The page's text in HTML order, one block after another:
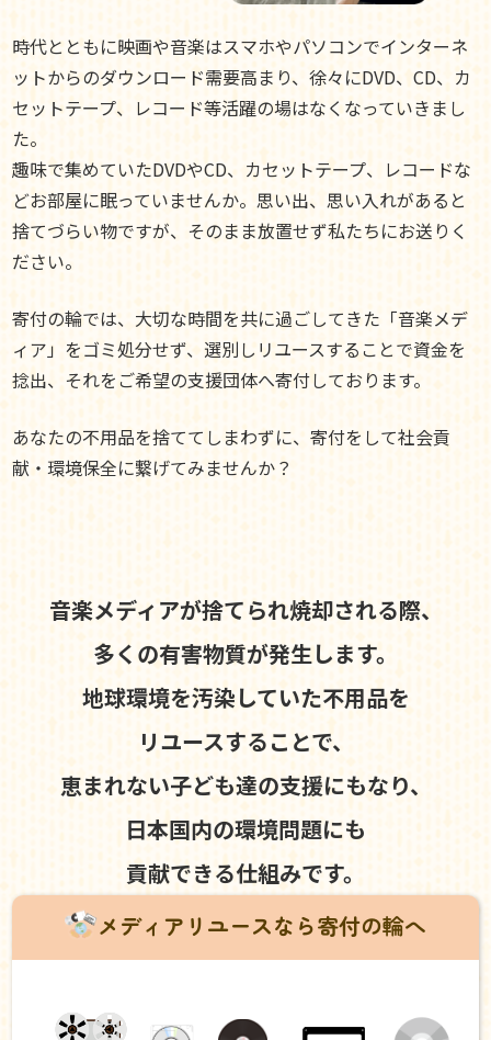
時代とともに映画や音楽はスマホやパソコンでインターネ
ットからのダウンロード需要高まり、徐々にDVD、CD、カ
セットテープ、レコード等活躍の場はなくなっていきまし
た。
趣味で集めていたDVDやCD、カセットテープ、レコードな
どお部屋に眠っていませんか。思い出、思い入れがあると
捨てづらい物ですが、そのまま放置せず私たちにお送りく
ださい。
寄付の輪では、大切な時間を共に過ごしてきた「音楽メデ
ィア」をゴミ処分せず、選別しリユースすることで資金を
捻出、それをご希望の支援団体へ寄付しております。
あなたの不用品を捨ててしまわずに、寄付をして社会貢
献・環境保全に繋げてみませんか？
音楽メディアが捨てられ焼却される際、
多くの有害物質が発生します。
地球環境を汚染していた不用品を
リユースすることで、
恵まれない子ども達の支援にもなり、
日本国内の環境問題にも
貢献できる仕組みです。
メディアリユースなら寄付の輪へ